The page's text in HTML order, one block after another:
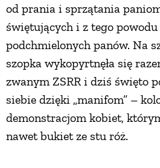
od prania i sprzątania
świętujących i z tego powodu
podchmielonych panów. Na
szopka wykopyrtnęła się
zwanym ZSRR i dziś święto
siebie dzięki „manifom” –
demonstracjom kobiet,
nawet bukiet ze stu róż.